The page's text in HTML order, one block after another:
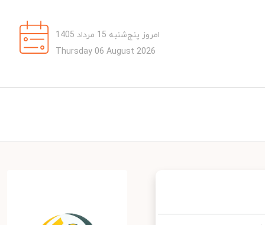
امروز پنج‌شنبه 15 مرداد 1405
Thursday 06 August 2026